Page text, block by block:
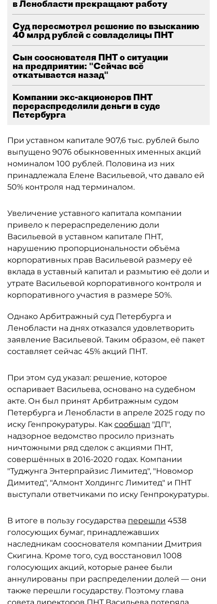
в Ленобласти прекращают работу
Суд пересмотрел решение по взысканию
40 млрд рублей с совладелицы ПНТ
Сын сооснователя ПНТ о ситуации
на предприятии: "Сейчас всё
откатывается назад"
Компании экс-акционеров ПНТ
перераспределили деньги в суде
Петербурга
При уставном капитале 907,6 тыс. рублей было
выпущено 9076 обыкновенных именных акций
номиналом 100 рублей. Половина из них
принадлежала Елене Васильевой, что давало ей
50% контроля над терминалом.
Увеличение уставного капитала компании
привело к перераспределению доли
Васильевой в уставном капитале ПНТ,
нарушению пропорциональности объёма
корпоративных прав Васильевой размеру её
вклада в уставный капитал и размытию её доли и
утрате Васильевой корпоративного контроля и
корпоративного участия в размере 50%.
Однако Арбитражный суд Петербурга и
Ленобласти на днях отказался удовлетворить
заявление Васильевой. Таким образом, её пакет
составляет сейчас 45% акций ПНТ.
При этом суд указал: решение, которое
оспаривает Васильева, основано на судебном
акте. Он был принят Арбитражным судом
Петербурга и Ленобласти в апреле 2025 году по
иску Генпрокуратуры. Как сообщал "ДП",
надзорное ведомство просило признать
ничтожными ряд сделок с акциями ПНТ,
совершённых в 2016-2020 годах. Компании
"Туджунга Энтерпрайзис Лимитед", "Новомор
Димитед", "Алмонт Холдингс Лимитед" и ПНТ
выступали ответчиками по иску Генпрокуратуры.
В итоге в пользу государства перешли 4538
голосующих бумаг, принадлежавших
наследникам сооснователя компании Дмитрия
Скигина. Кроме того, суд восстановил 1008
голосующих акций, которые ранее были
аннулированы при распределении долей — они
также перешли государству. Поэтому глава